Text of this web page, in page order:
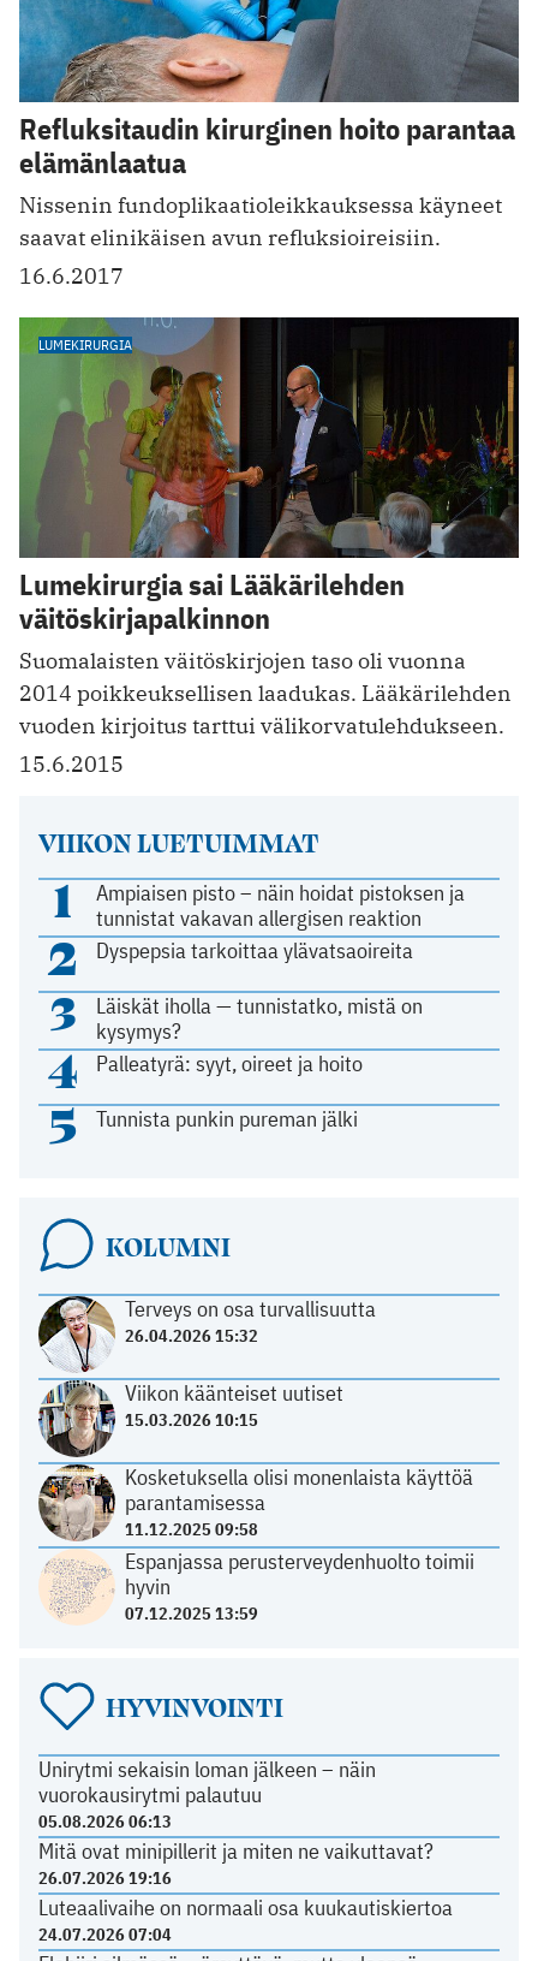
Refluksitaudin kirurginen hoito parantaa
elämänlaatua
Nissenin fundoplikaatioleikkauksessa käyneet
saavat elinikäisen avun refluksioireisiin.
16.6.2017
LUMEKIRURGIA
Lumekirurgia sai Lääkärilehden
väitöskirjapalkinnon
Suomalaisten väitöskirjojen taso oli vuonna
2014 poikkeuksellisen laadukas. Lääkärilehden
vuoden kirjoitus tarttui välikorvatulehdukseen.
15.6.2015
VIIKON LUETUIMMAT
1
Ampiaisen pisto – näin hoidat pistoksen ja
tunnistat vakavan allergisen reaktion
2 Dyspepsia tarkoittaa ylävatsaoireita
3
Läiskät iholla — tunnistatko, mistä on
kysymys?
4 Palleatyrä: syyt, oireet ja hoito
5 Tunnista punkin pureman jälki
KOLUMNI
Terveys on osa turvallisuutta
26.04.2026 15:32
Viikon käänteiset uutiset
15.03.2026 10:15
Kosketuksella olisi monenlaista käyttöä
parantamisessa
11.12.2025 09:58
Espanjassa perusterveydenhuolto toimii
hyvin
07.12.2025 13:59
HYVINVOINTI
Unirytmi sekaisin loman jälkeen – näin
vuorokausirytmi palautuu
05.08.2026 06:13
Mitä ovat minipillerit ja miten ne vaikuttavat?
26.07.2026 19:16
Luteaalivaihe on normaali osa kuukautiskiertoa
24.07.2026 07:04